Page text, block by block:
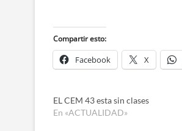
Compartir esto:
Facebook X
EL CEM 43 esta sin clases
En «ACTUALIDAD»